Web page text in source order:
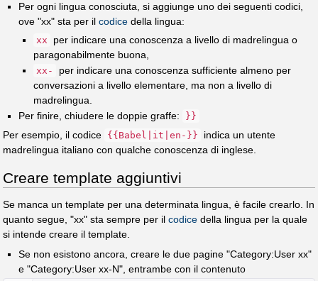
Per ogni lingua conosciuta, si aggiunge uno dei seguenti codici,
ove "xx" sta per il codicedella lingua:
xx
per indicare una conoscenza a livello di madrelingua o
paragonabilmente buona,
xx-
per indicare una conoscenza sufficiente almeno per
conversazioni a livello elementare, ma non a livello di
madrelingua.
Per finire, chiudere le doppie graffe:
}}
Per esempio, il codice {{Babel|it|en-}}
indica un utente
madrelingua italiano con qualche conoscenza di inglese.
Creare template aggiuntivi
Se manca un template per una determinata lingua, è facile crearlo. In
quanto segue, "xx" sta sempre per il codice della lingua per la quale
si intende creare il template.
Se non esistono ancora, creare le due pagine "Category:User xx"
e "Category:User xx-N", entrambe con il contenuto